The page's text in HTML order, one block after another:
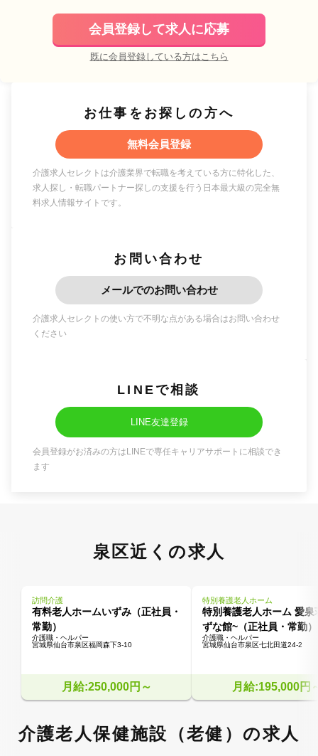
会員登録して求人に応募
既に会員登録している方はこちら
お仕事をお探しの方へ
無料会員登録
介護求人セレクトは介護業界で転職を考えている方に特化した、
求人探し・転職パートナー探しの支援を行う日本最大級の完全無
料求人情報サイトです。
お問い合わせ
メールでのお問い合わせ
介護求人セレクトの使い方で不明な点がある場合はお問い合わせ
ください
LINEで相談
LINE友達登録
会員登録がお済みの方はLINEで専任キャリアサポートに相談でき
ます
泉区近くの求人
訪問介護
有料老人ホームいずみ（正社員・
常勤）
介護職・ヘルパー
宮城県仙台市泉区福岡森下3-10
月給:250,000円～
特別養護老人ホーム
特別養護老人ホーム 愛泉
ずな館~（正社員・常勤）
介護職・ヘルパー
宮城県仙台市泉区七北田道24-2
月給:195,000円
介護老人保健施設（老健）の求人